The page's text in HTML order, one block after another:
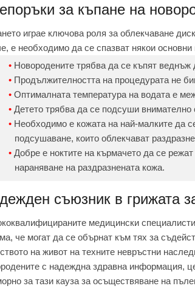
за къпане на
играе ключова роля за облекчаване
е необходимо да се спазват някои основни
Новородените трябва да се къпят
Продължителността на процедурата не
Оптималната температура на водата е
Детето трябва да се подсуши внимателно
Необходимо е кожата на най-малките да
подсушаване, които облекчават
Добре е ноктите на кърмачето да се
нараняване на раздразнената кожа.
съюзник в грижата
медицински
че могат да се обърнат към тях за
на живот на техните невръстни
с надеждна здравна информация,
за тази кауза за осъществяване на